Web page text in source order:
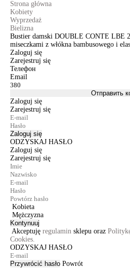
Strona główna
Kobiety
Wyprzedaż
Bielizna
Bustier damski DOUBLE CONTE LBE
miseczkami z włókna bambusowego i
Zaloguj się
Zarejestruj się
Телефон
Email
Отправить
Zaloguj się
Zarejestruj się
Zaloguj się
ODZYSKAJ HASŁO
Zaloguj się
Zarejestruj się
Kobieta
Mężczyzna
Kontynuuj
Akceptuję regulamin sklepu oraz
Cookies.
ODZYSKAJ HASŁO
Przywrócić hasło Powrót